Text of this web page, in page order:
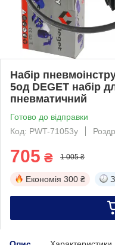
Набір
5од DEGET набір
пневматичний
Готово до відправки
Код: PWT-71053у
705 ₴ 1 005 ₴
Економія 300 ₴